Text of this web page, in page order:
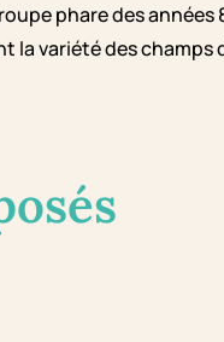
phare des années
variété des champs